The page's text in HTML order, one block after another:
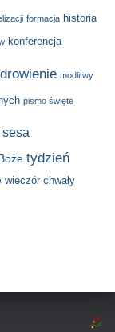
formacja historia
konferencja
modlitwy
pismo święte
sesa
tydzień
wieczór chwały